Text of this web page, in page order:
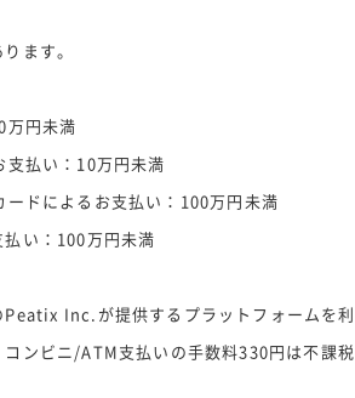
ます。
万円未満
払い：10万円未満
ドによるお支払い：100万円未満
い：100万円未満
Inc.が提供するプラットフォームを利
ンビニ/ATM支払いの手数料330円は不課税